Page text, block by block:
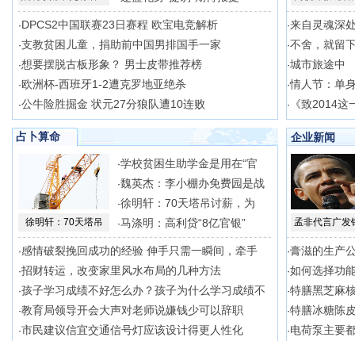
·DPCS2中国联赛23日赛程 欧宝电竞解析
·支教贫困儿童，捐助前中国男排国手一家
·想要摆脱古板形象？ 男士皮带推荐榜
·欧洲杯-西班牙1-2遭克罗地亚绝杀
·公牛险胜掘金 状元27分狼队遭10连败
·来自灵魂深
·不舍，就留
·城市旅途中
·情人节：单
· 《致2014这
占卜算命
徐明轩：70天塔吊
·学校贫困生助学金是用在“官
·魏英杰：李小棚办免费园是战
·徐明轩：70天塔吊讨薪，为
·马涤明：高利贷“8亿官银”
·感情破裂挽回成功的经验 伸手只需一瞬间，牵手
·招财转运，改变家里风水布局的几种方法
·孩子学习成绩不好怎么办？孩子为什么学习成绩不
·教育局领导开会大声对老师说嫌钱少可以辞职
·市民建议信宜交通信号灯应该设计得更人性化
企业新闻
孟非代言广发
·膏滋的生产
·如何选择功
·特膳黑芝麻
·特膳冰糖陈
·电荷泵主要